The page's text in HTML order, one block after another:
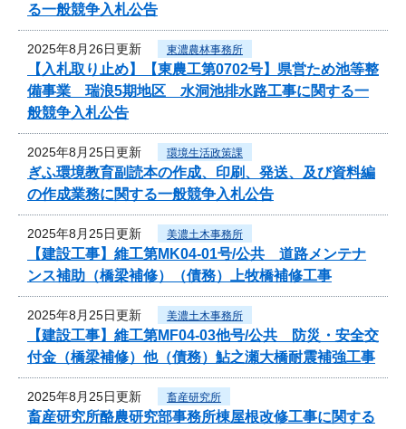
る一般競争入札公告
2025年8月26日更新 東濃農林事務所
【入札取り止め】【東農工第0702号】県営ため池等整
備事業 瑞浪5期地区 水洞池排水路工事に関する一
般競争入札公告
2025年8月25日更新 環境生活政策課
ぎふ環境教育副読本の作成、印刷、発送、及び資料編
の作成業務に関する一般競争入札公告
2025年8月25日更新 美濃土木事務所
【建設工事】維工第MK04-01号/公共 道路メンテナ
ンス補助（橋梁補修）（債務）上牧橋補修工事
2025年8月25日更新 美濃土木事務所
【建設工事】維工第MF04-03他号/公共 防災・安全交
付金（橋梁補修）他（債務）鮎之瀬大橋耐震補強工事
2025年8月25日更新 畜産研究所
畜産研究所酪農研究部事務所棟屋根改修工事に関する